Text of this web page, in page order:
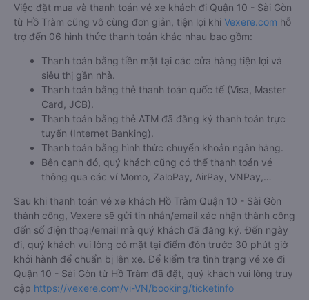
Việc đặt mua và thanh toán vé xe khách đi Quận 10 - Sài Gòn
từ Hồ Tràm cũng vô cùng đơn giản, tiện lợi khi Vexere.com hỗ
trợ đến 06 hình thức thanh toán khác nhau bao gồm:
Thanh toán bằng tiền mặt tại các cửa hàng tiện lợi và
siêu thị gần nhà.
Thanh toán bằng thẻ thanh toán quốc tế (Visa, Master
Card, JCB).
Thanh toán bằng thẻ ATM đã đăng ký thanh toán trực
tuyến (Internet Banking).
Thanh toán bằng hình thức chuyển khoản ngân hàng.
Bên cạnh đó, quý khách cũng có thể thanh toán vé
thông qua các ví Momo, ZaloPay, AirPay, VNPay,…
Sau khi thanh toán vé xe khách Hồ Tràm Quận 10 - Sài Gòn
thành công, Vexere sẽ gửi tin nhắn/email xác nhận thành công
đến số điện thoại/email mà quý khách đã đăng ký. Đến ngày
đi, quý khách vui lòng có mặt tại điểm đón trước 30 phút giờ
khởi hành để chuẩn bị lên xe. Để kiểm tra tình trạng vé xe đi
Quận 10 - Sài Gòn từ Hồ Tràm đã đặt, quý khách vui lòng truy
cập https://vexere.com/vi-VN/booking/ticketinfo